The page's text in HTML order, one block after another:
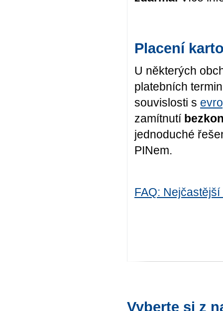
Placení
U některých
platebních
souvislosti s
zamítnutí
jednoduché
PINem.
FAQ:
Vyberte si z